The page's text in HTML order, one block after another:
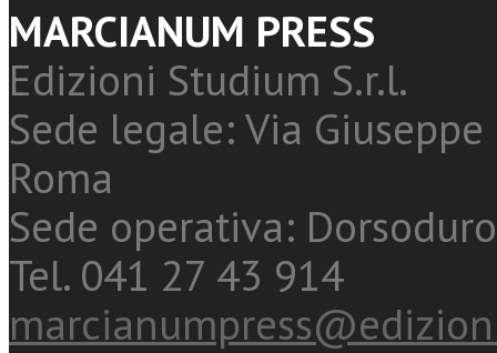
MARCIANUM PRESS
Edizioni Studium S.r.l.
Sede legale: Via
Roma
Sede operativa:
Tel. 041 27 43 914